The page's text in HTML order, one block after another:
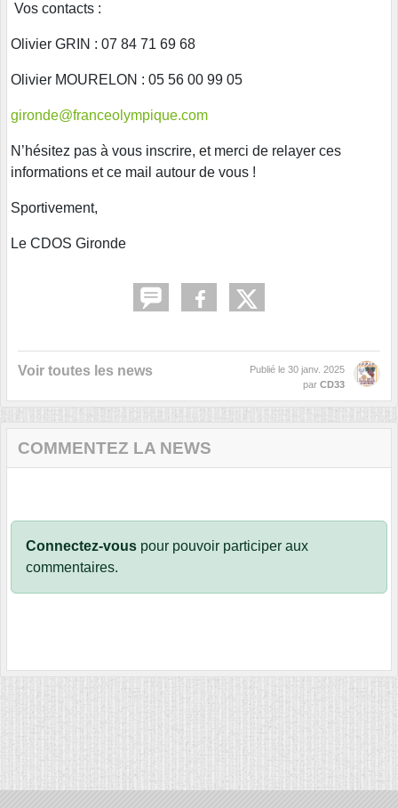
Vos contacts :
Olivier GRIN : 07 84 71 69 68
Olivier MOURELON : 05 56 00 99 05
gironde@franceolympique.com
N’hésitez pas à vous inscrire, et merci de relayer ces
informations et ce mail autour de vous !
Sportivement,
Le CDOS Gironde
Voir toutes les news Publié le 30 janv. 2025
par CD33
COMMENTEZ LA NEWS
Connectez-vous pour pouvoir participer aux
commentaires.